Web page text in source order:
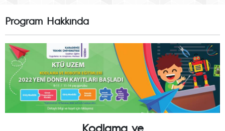
Program Hakkında
Kodlama ve